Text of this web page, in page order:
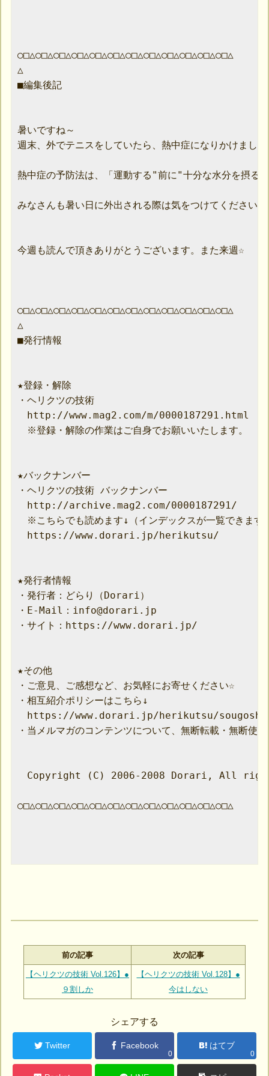
○□△○□△○□△○□△○□△○□△○□△○□△○□△○□△○□△○□△
△
■編集後記
暑いですね～
週末、外でテニスをしていたら、熱中症になりかけまし
熱中症の予防法は、「運動する"前に"十分な水分を摂る
みなさんも暑い日に外出される際は気をつけてください
今週も読んで頂きありがとうございます。また来週☆
○□△○□△○□△○□△○□△○□△○□△○□△○□△○□△○□△○□△
△
■発行情報
★登録・解除
・ヘリクツの技術
http://www.mag2.com/m/0000187291.html
※登録・解除の作業はご自身でお願いいたします。
★バックナンバー
・ヘリクツの技術 バックナンバー
http://archive.mag2.com/0000187291/
※こちらでも読めます↓（インデックスが一覧できます
https://www.dorari.jp/herikutsu/
★発行者情報
・発行者：どらり（Dorari）
・E-Mail：info@dorari.jp
・サイト：https://www.dorari.jp/
★その他
・ご意見、ご感想など、お気軽にお寄せください☆
・相互紹介ポリシーはこちら↓
https://www.dorari.jp/herikutsu/
・当メルマガのコンテンツについて、無断転載・無断使
Copyright (C) 2006-2008 Dorari, All
○□△○□△○□△○□△○□△○□△○□△○□△○□△○□△○□△○□△
前の記事 次の記事
【ヘリクツの技術 Vol.126】●
９割しか
【ヘリクツの技術 Vol.128】●
今はしない
シェアする
Twitter Facebook
0
はてブ
0